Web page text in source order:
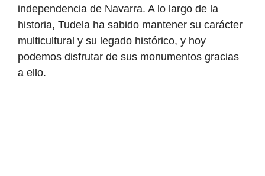
independencia de Navarra. A lo largo de la
historia, Tudela ha sabido mantener su carácter
multicultural y su legado histórico, y hoy
podemos disfrutar de sus monumentos gracias
a ello.